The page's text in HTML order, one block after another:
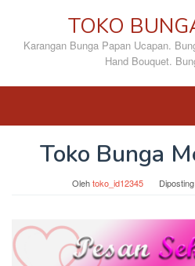
konten
TOKO
Karangan Bunga Papan Ucapan.
Hand Bouquet.
Toko Bunga
Olehtoko_id12345